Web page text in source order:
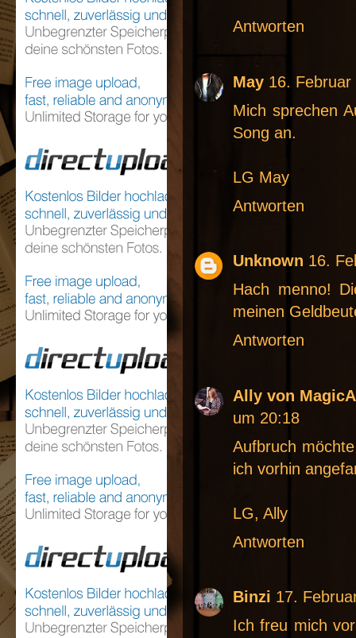
Antworten
May 16.
Mich sprechen
Song an.
LG May
Antworten
Unknown 16.
Hach menno!
meinen
Antworten
Ally von
um 20:18
Aufbruch
ich vorhin
LG, Ally
Antworten
Binzi 17.
Ich freu mich